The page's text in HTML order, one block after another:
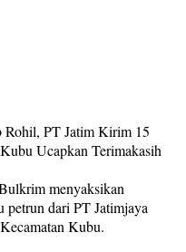
Rohil, PT Jatim Kirim 15
Ucapkan Terimakasih
menyaksikan
petrun dari PT Jatimjaya
Kubu.